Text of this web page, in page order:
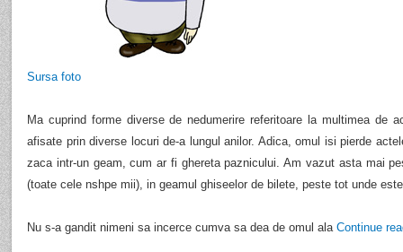
Sursa foto
Ma cuprind forme diverse de nedumerire referitoare la multimea de
afisate prin diverse locuri de-a lungul anilor. Adica, omul isi pierde
zaca intr-un geam, cum ar fi ghereta paznicului. Am vazut asta mai
(toate cele nshpe mii), in geamul ghiseelor de bilete, peste tot unde
Nu s-a gandit nimeni sa incerce cumva sa dea de omul ala Continue